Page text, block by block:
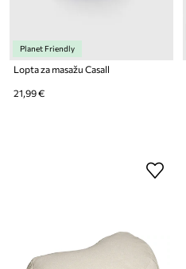
Planet Friendly
Lopta za masažu Casall
21,99 €